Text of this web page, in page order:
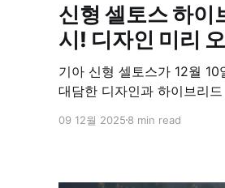
신형 셀토스 하이
시! 디자인 미리
기아 신형 셀토스가 12월
대담한 디자인과 하이브리
09 12월 2025 8 min read